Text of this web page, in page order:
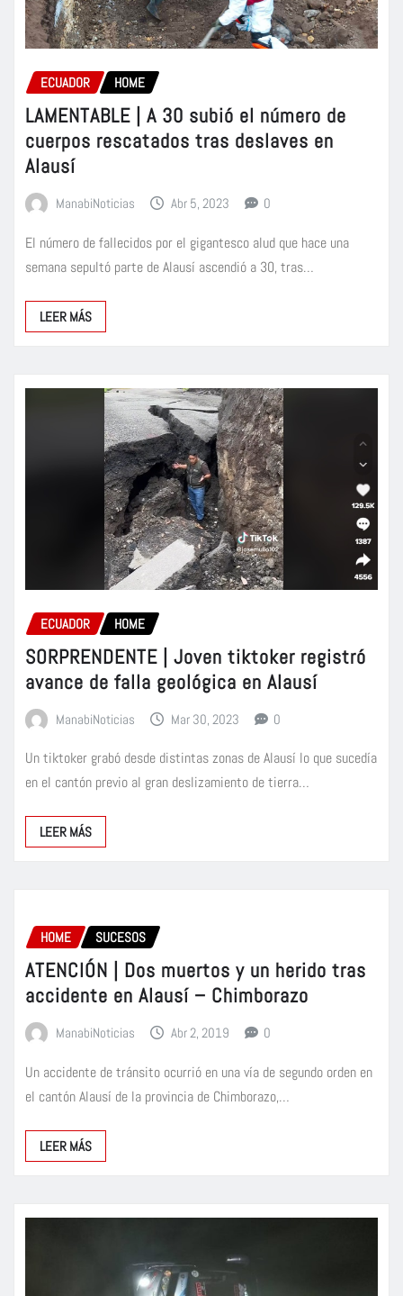
ECUADOR HOME
LAMENTABLE | A 30 subió el número de
cuerpos rescatados tras deslaves en
Alausí
ManabiNoticias Abr 5, 2023 0
El número de fallecidos por el gigantesco alud que hace una
semana sepultó parte de Alausí ascendió a 30, tras…
LEER MÁS
ECUADOR HOME
SORPRENDENTE | Joven tiktoker registró
avance de falla geológica en Alausí
ManabiNoticias Mar 30, 2023 0
Un tiktoker grabó desde distintas zonas de Alausí lo que sucedía
en el cantón previo al gran deslizamiento de tierra…
LEER MÁS
HOME SUCESOS
ATENCIÓN | Dos muertos y un herido tras
accidente en Alausí – Chimborazo
ManabiNoticias Abr 2, 2019 0
Un accidente de tránsito ocurrió en una vía de segundo orden en
el cantón Alausí de la provincia de Chimborazo,…
LEER MÁS